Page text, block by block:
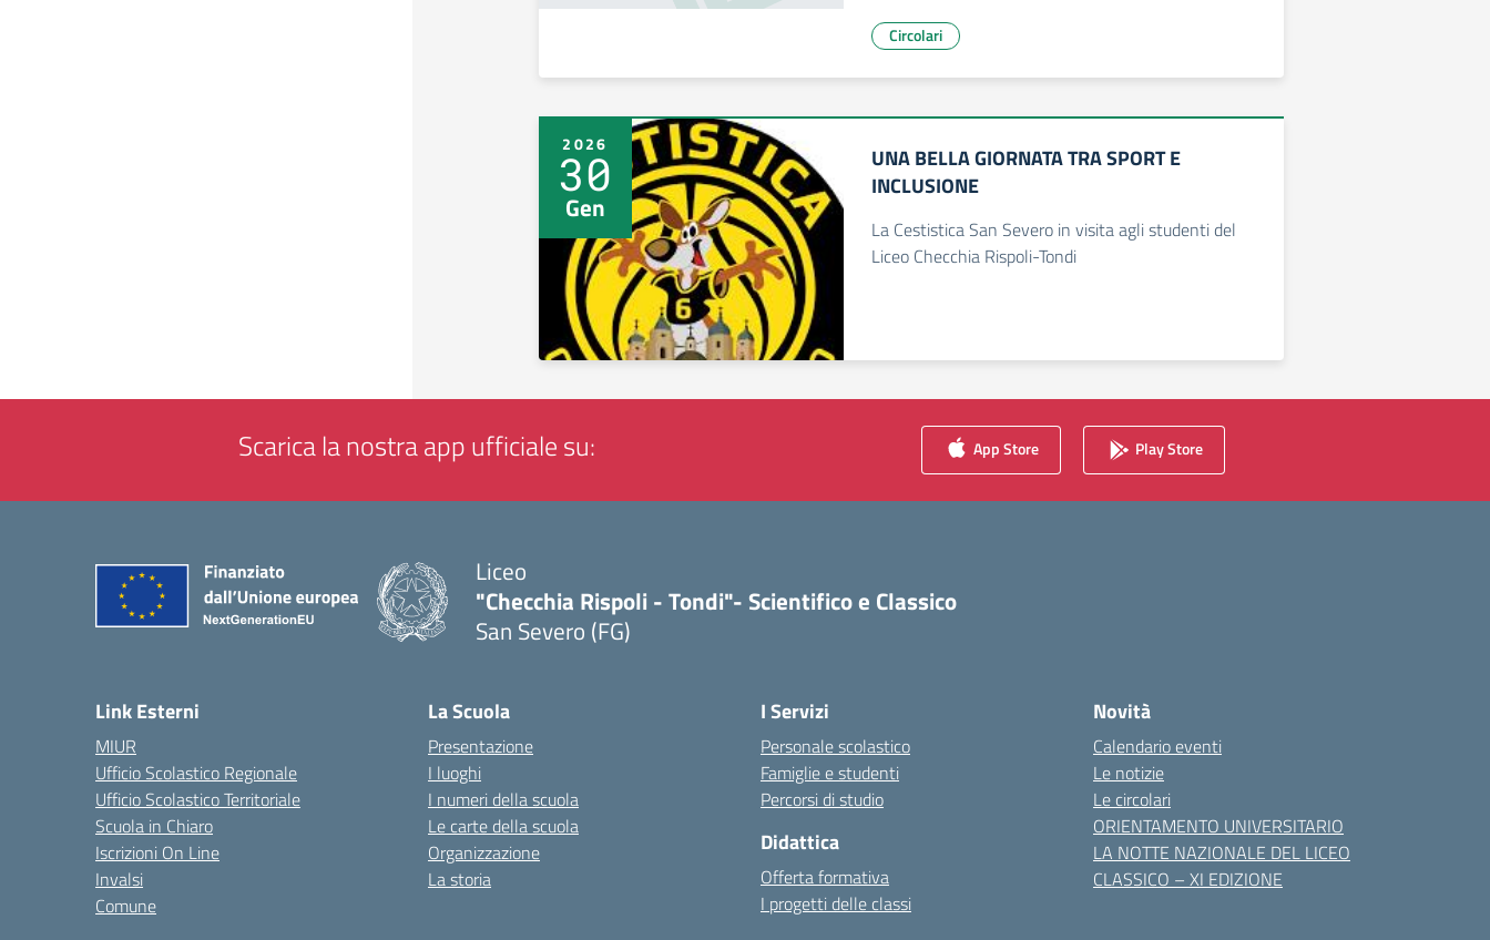
Circolari
2026
30
Gen
UNA BELLA GIORNATA TRA SPORT E
INCLUSIONE
La Cestistica San Severo in visita agli studenti del
Liceo Checchia Rispoli-Tondi
Scarica la nostra app ufficiale su: App Store Play Store
Liceo
"Checchia Rispoli - Tondi"- Scientifico e Classico
San Severo (FG)
Link Esterni
MIUR
Ufficio Scolastico Regionale
Ufficio Scolastico Territoriale
Scuola in Chiaro
Iscrizioni On Line
Invalsi
Comune
La Scuola
Presentazione
I luoghi
I numeri della scuola
Le carte della scuola
Organizzazione
La storia
I Servizi
Personale scolastico
Famiglie e studenti
Percorsi di studio
Didattica
Offerta formativa
I progetti delle classi
Novità
Calendario eventi
Le notizie
Le circolari
ORIENTAMENTO UNIVERSITARIO
LA NOTTE NAZIONALE DEL LICEO
CLASSICO – XI EDIZIONE